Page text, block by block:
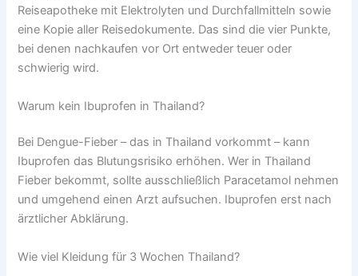
Reiseapotheke mit Elektrolyten und Durchfallmitteln sowie
eine Kopie aller Reisedokumente. Das sind die vier Punkte,
bei denen nachkaufen vor Ort entweder teuer oder
schwierig wird.
Warum kein Ibuprofen in Thailand?
Bei Dengue-Fieber – das in Thailand vorkommt – kann
Ibuprofen das Blutungsrisiko erhöhen. Wer in Thailand
Fieber bekommt, sollte ausschließlich Paracetamol nehmen
und umgehend einen Arzt aufsuchen. Ibuprofen erst nach
ärztlicher Abklärung.
Wie viel Kleidung für 3 Wochen Thailand?